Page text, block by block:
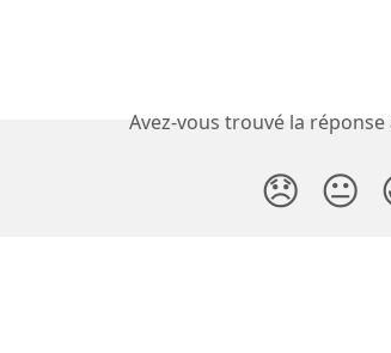
Avez-vous trouvé la
😞 😐